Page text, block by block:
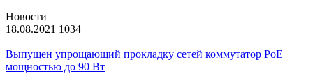
Новости
18.08.2021 1034
Выпущен упрощающий прокладку сетей коммутатор PoE
мощностью до 90 Вт